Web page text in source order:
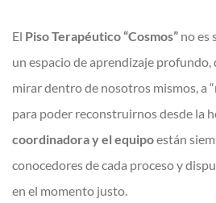
El Piso Terapéutico “Cosmos” no es
un espacio de aprendizaje profundo,
mirar dentro de nosotros mismos, a
para poder reconstruirnos desde la
coordinadora y el equipoestán
conocedores de cada proceso y
en el momento justo.